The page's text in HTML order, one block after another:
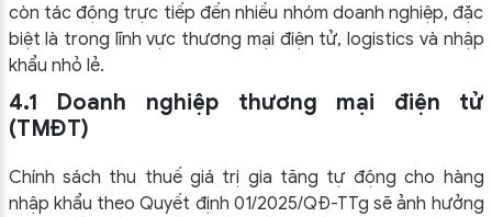
còn tác động trực tiếp đến nhiều nhóm doanh nghiệp, đặc
biệt là trong lĩnh vực thương mại điện tử, logistics và nhập
khẩu nhỏ lẻ.
4.1 Doanh nghiệp thương mại điện tử
(TMĐT)
Chính sách thu thuế giá trị gia tăng tự động cho hàng
nhập khẩu theo Quyết định 01/2025/QĐ-TTg sẽ ảnh hưởng